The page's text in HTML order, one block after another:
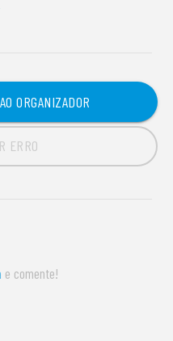
ORGANIZADOR
ERRO
e comente!